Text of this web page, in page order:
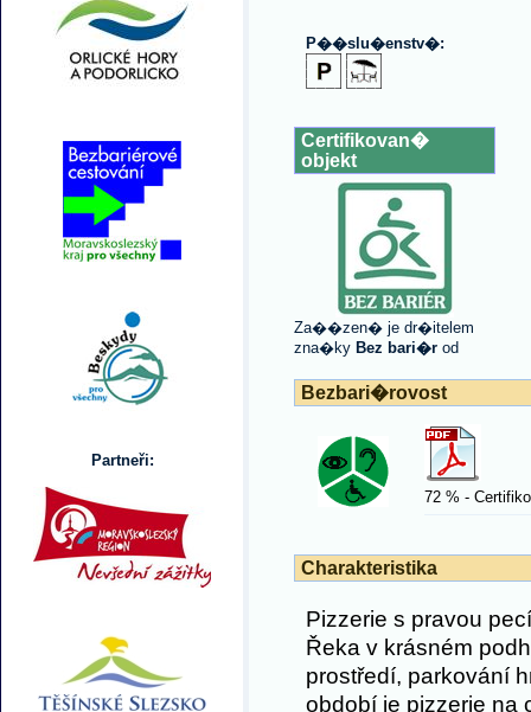
Partneři:
P��slu�enstv�:
Certifikovan�
objekt
Za��zen� je dr�itelem
zna�ky Bez bari�r od
Bezbari�rovost
72 % -
Charakteristika
Pizzerie s pravou
Řeka v krásném
prostředí, parkování
období je pizzerie na